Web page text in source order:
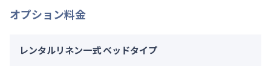
オプション料金
レンタルリネン一式 ベッドタイプ